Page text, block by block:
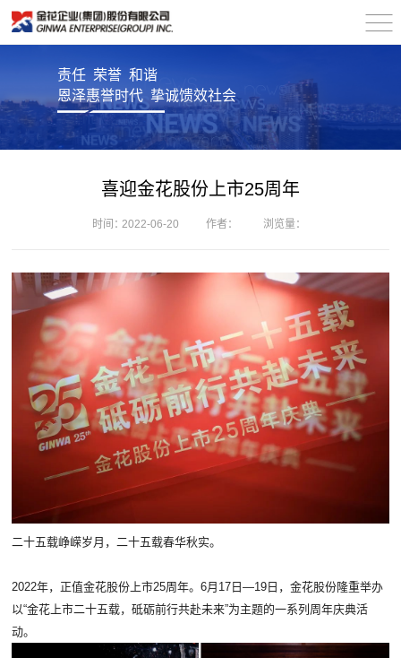
责任 荣誉 和谐
恩泽惠誉时代 挚诚馈效社会
喜迎金花股份上市25周年
时间：2022-06-20 作者： 浏览量：
二十五载峥嵘岁月，二十五载春华秋实。
2022年，正值金花股份上市25周年。6月17日—19日，金花股份隆重举办
以“金花上市二十五载，砥砺前行共赴未来”为主题的一系列周年庆典活
动。